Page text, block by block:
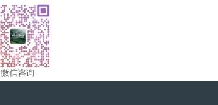
微信咨询